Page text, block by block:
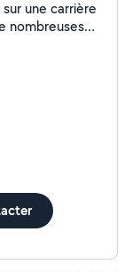
une carrière
nombreuses
que
à votre
wally